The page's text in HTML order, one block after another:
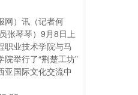
网）讯（记者何
张琴琴）9月8日上
职业技术学院与马
举行了“荆楚工坊”
亚国际文化交流中